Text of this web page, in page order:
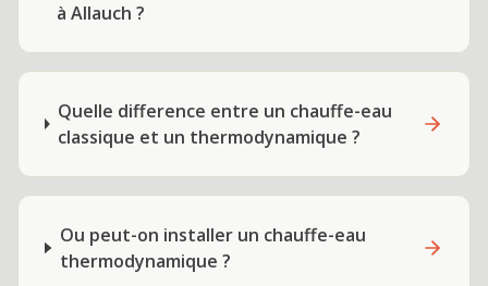
à Allauch ?
Quelle difference entre un chauffe-eau
classique et un thermodynamique ?
Ou peut-on installer un chauffe-eau
thermodynamique ?